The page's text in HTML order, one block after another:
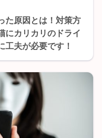
た原因とは！対策方
にカリカリのドライ
工夫が必要です！